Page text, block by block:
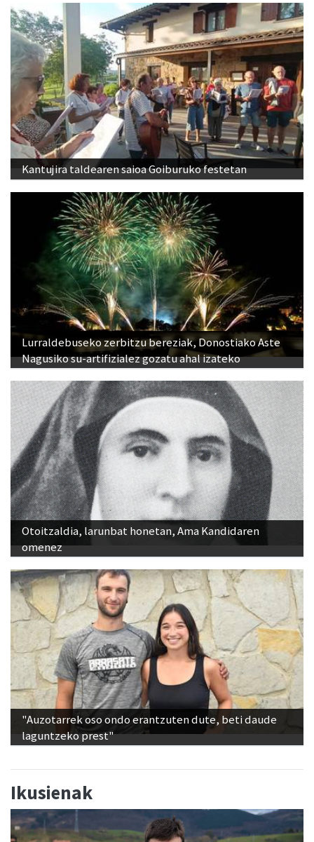
Kantujira taldearen saioa Goiburuko festetan
Lurraldebuseko zerbitzu bereziak, Donostiako Aste
Nagusiko su-artifizialez gozatu ahal izateko
Otoitzaldia, larunbat honetan, Ama Kandidaren
omenez
"Auzotarrek oso ondo erantzuten dute, beti daude
laguntzeko prest"
Ikusienak